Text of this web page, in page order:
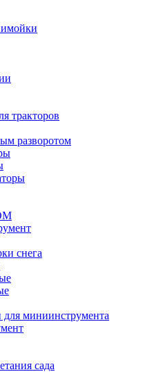
тракторов
разворотом
снега
для миниинструмента
сада